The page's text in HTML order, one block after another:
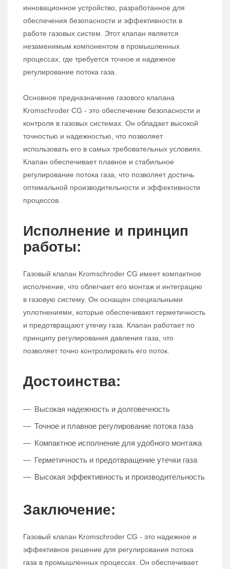
инновационное устройство, разработанное для
обеспечения безопасности и эффективности в
работе газовых систем. Этот клапан является
незаменимым компонентом в промышленных
процессах, где требуется точное и надежное
регулирование потока газа.
Основное предназначение газового клапана
Kromschroder CG - это обеспечение безопасности и
контроля в газовых системах. Он обладает высокой
точностью и надежностью, что позволяет
использовать его в самых требовательных условиях.
Клапан обеспечивает плавное и стабильное
регулирование потока газа, что позволяет достичь
оптимальной производительности и эффективности
процессов.
Исполнение и принцип
работы:
Газовый клапан Kromschroder CG имеет компактное
исполнение, что облегчает его монтаж и интеграцию
в газовую систему. Он оснащен специальными
уплотнениями, которые обеспечивают герметичность
и предотвращают утечку газа. Клапан работает по
принципу регулирования давления газа, что
позволяет точно контролировать его поток.
Достоинства:
Высокая надежность и долговечность
Точное и плавное регулирование потока газа
Компактное исполнение для удобного монтажа
Герметичность и предотвращение утечки газа
Высокая эффективность и производительность
Заключение:
Газовый клапан Kromschroder CG - это надежное и
эффективное решение для регулирования потока
газа в промышленных процессах. Он обеспечивает